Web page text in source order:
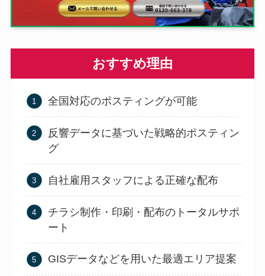
おすすめ理由
全国対応のポスティングが可能
反響データに基づいた戦略的ポスティン
グ
自社雇用スタッフによる正確な配布
チラシ制作・印刷・配布のトータルサポ
ート
GISデータなどを用いた最適エリア提案